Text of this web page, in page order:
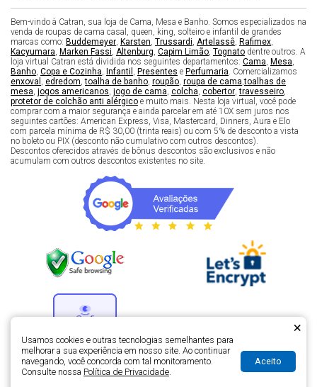
Bem-vindo à Catran, sua loja de Cama, Mesa e Banho. Somos especializados na
venda de roupas de cama casal, queen, king, solteiro e infantil de grandes
marcas como: Buddemeyer, Karsten, Trussardi, Artelassê, Rafimex,
Kacyumara, Marken Fassi, Altenburg, Capim Limão, Tognato dentre outros. A
loja virtual Catran está dividida nos seguintes departamentos: Cama, Mesa,
Banho, Copa e Cozinha, Infantil , Presentes e Perfumaria. Comercializamos
enxoval , edredom,toalha de banho, roupão, roupa de cama,toalhas de
mesa, jogos americanos, jogo de cama, colcha, cobertor,travesseiro,
protetor de colchão anti alérgico e muito mais. Nesta loja virtual, você pode
comprar com a maior segurança e ainda parcelar em até 10X sem juros nos
seguintes cartões: American Express, Visa, Mastercard, Dinners, Aura e Elo
com parcela mínima de R$ 30,00 (trinta reais) ou com 5% de desconto a vista
no boleto ou PIX (desconto não cumulativo com outros descontos).
Descontos oferecidos através de bônus descontos são exclusivos e não
acumulam com outros descontos existentes no site.
Desenvolvimento de lojas virtuais -H5 Web - Soluções em tecnologia da
informação
×
Usamos cookies e outras tecnologias semelhantes para
melhorar a sua experiência em nosso site. Ao continuar
navegando, você concorda com tal monitoramento.
Consulte nossa Política de Privacidade.
Aceito